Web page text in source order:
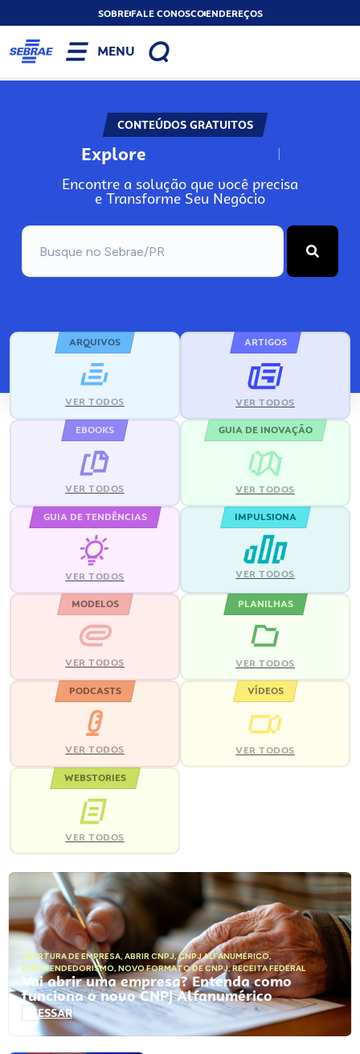
SOBREFALE CONOSCOENDEREÇOS
MENU
CONTEÚDOS GRATUITOS
Explore N
Encontre a solução que você precisa
e Transforme Seu Negócio
ARQUIVOS
VER TODOS
ARTIGOS
VER TODOS
EBOOKS
VER TODOS
GUIA DE INOVAÇÃO
VER TODOS
GUIA DE TENDÊNCIAS
VER TODOS
IMPULSIONA
VER TODOS
MODELOS
VER TODOS
PLANILHAS
VER TODOS
PODCASTS
VER TODOS
VÍDEOS
VER TODOS
WEBSTORIES
VER TODOS
ABERTURA DE EMPRESA, ABRIR CNPJ,CNPJ ALFANUMÉRICO,
EMPREENDEDORISMO, NOVO FORMATO DE CNPJ,RECEITA FEDERAL
Vai abrir uma empresa? Entenda como
funciona o novo CNPJ Alfanumérico
ACESSAR